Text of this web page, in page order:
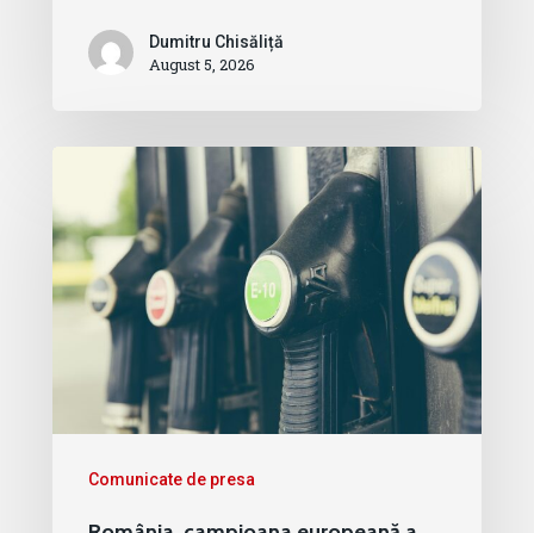
Dumitru Chisăliță
August 5, 2026
Comunicate de presa